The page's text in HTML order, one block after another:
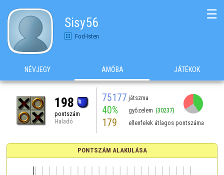
Sisy56
Fod-Isten
☰
NÉVJEGY AMŐBA JÁTÉKOK
198
pontszám
Haladó
75177 játszma
40% győzelem (30237)
179 ellenfelek átlagos pontszáma
PONTSZÁM ALAKULÁSA